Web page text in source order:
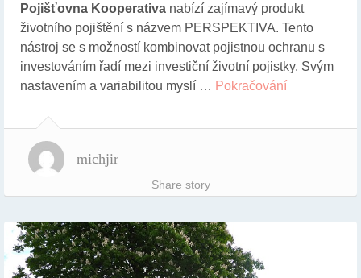
Pojišťovna Kooperativa nabízí zajímavý produkt
životního pojištění s názvem PERSPEKTIVA. Tento
nástroj se s možností kombinovat pojistnou ochranu s
investováním řadí mezi investiční životní pojistky. Svým
nastavením a variabilitou myslí … Pokračování
michjir
Share story